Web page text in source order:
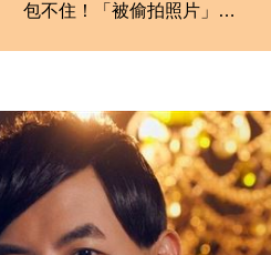
包不住！「被偷拍照片」流